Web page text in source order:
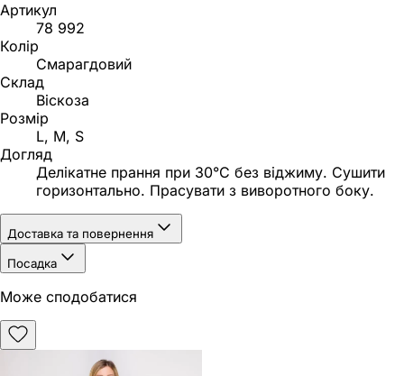
Артикул
78 992
Колір
Смарагдовий
Склад
Віскоза
Розмір
L, M, S
Догляд
Делікатне прання при 30°C без віджиму. Сушити
горизонтально. Прасувати з виворотного боку.
Доставка та повернення
Посадка
Може сподобатися